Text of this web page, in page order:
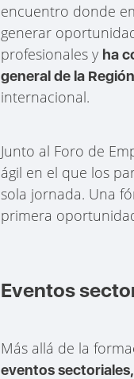
encuentro donde
generar
profesionales y ha
general de la Región
internacional.
Junto al Foro de
ágil en el que los
sola jornada. Una
primera
Eventos
Más allá de la
eventos